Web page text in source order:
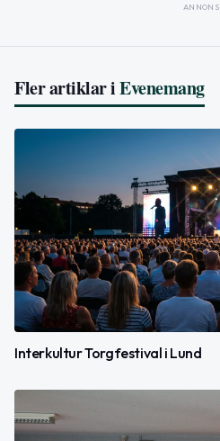
ANNONS
Fler artiklar iEvenemang
Interkultur Torgfestival i Lund